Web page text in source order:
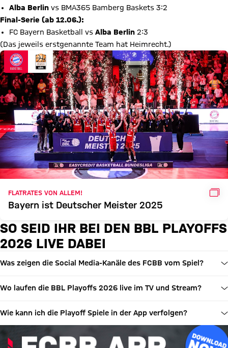
Alba Berlin vs BMA365 Bamberg Baskets 3:2
Final-Serie (ab 12.06.):
FC Bayern Basketball vs Alba Berlin 2:3
(Das jeweils erstgenannte Team hat Heimrecht.)
FLATRATES VON ALLEM!
Bayern ist Deutscher Meister 2025
SO SEID IHR BEI DEN BBL PLAYOFFS
2026 LIVE DABEI
Was zeigen die Social Media-Kanäle des FCBB vom Spiel?
Wo laufen die BBL Playoffs 2026 live im TV und Stream?
Wie kann ich die Playoff Spiele in der App verfolgen?